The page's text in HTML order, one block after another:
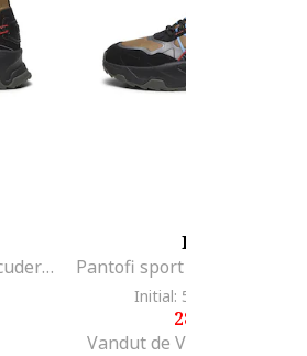
Pantofi sport mid-high Scuderia Ferrari Trinity, Negru/Maro nisip
PUMA
Initial: 564
282
Vandut de Various Brands